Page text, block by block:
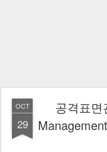
OCT
29
공격표